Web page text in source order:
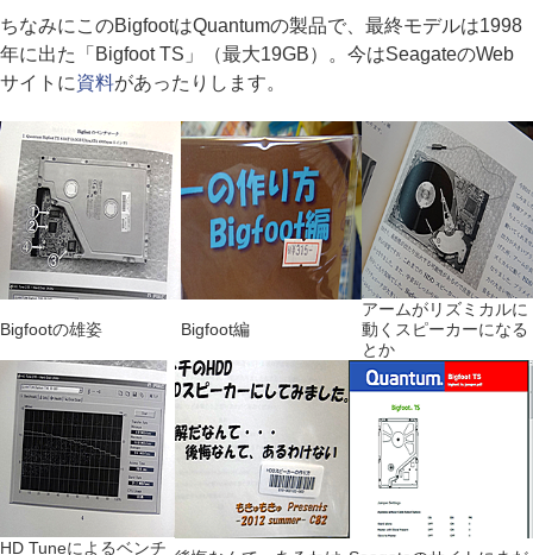
ちなみにこのBigfootはQuantumの製品で、最終モデルは1998
年に出た「Bigfoot TS」（最大19GB）。今はSeagateのWeb
サイトに資料があったりします。
Bigfootの雄姿 Bigfoot編
アームがリズミカルに
動くスピーカーになる
とか
HD Tuneによるベンチ